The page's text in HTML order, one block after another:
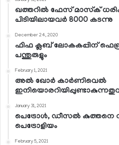
ഖത്തറില്‍ ഫേസ് മാസ്‌ക്
പിടിയിലായവര്‍ 8000 കടന്നു
December 24, 2020
ഫിഫ ക്ലബ് ലോകകപ്പിന്
പന്തുരുളും
February 1, 2021
അല്‍ ഖോര്‍ കാര്‍ണിവെല്‍
January 31, 2021
പെട്രോള്‍, ഡീസല്‍ കുത്തനെ
പെട്രോളിയം
February 5, 2021